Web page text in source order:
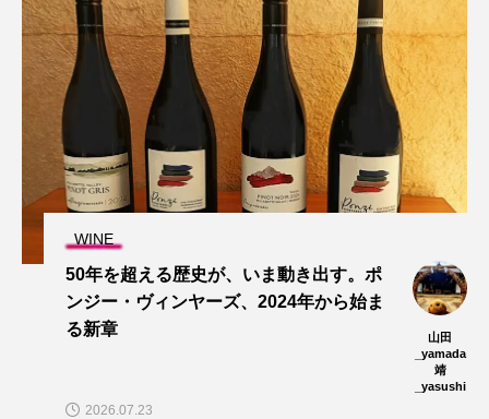
WINE
50年を超える歴史が、いま動き出す。ポ
ンジー・ヴィンヤーズ、2024年から始ま
る新章
山田
_yamada
靖
_yasushi
2026.07.23